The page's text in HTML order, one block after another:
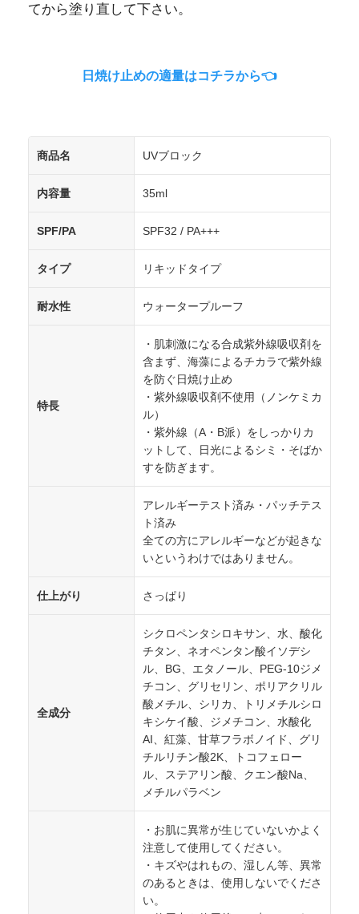
てから塗り直して下さい。
日焼け止めの適量はコチラから👈
商品名 UVブロック
内容量 35ml
SPF/PA SPF32 / PA+++
タイプ リキッドタイプ
耐水性 ウォータープルーフ
特長
・肌刺激になる合成紫外線吸収剤を
含まず、海藻によるチカラで紫外線
を防ぐ日焼け止め
・紫外線吸収剤不使用（ノンケミカ
ル）
・紫外線（A・B派）をしっかりカ
ットして、日光によるシミ・そばか
すを防ぎます。
アレルギーテスト済み・パッチテス
ト済み
全ての方にアレルギーなどが起きな
いというわけではありません。
仕上がり さっぱり
全成分
シクロペンタシロキサン、水、酸化
チタン、ネオペンタン酸イソデシ
ル、BG、エタノール、PEG-10ジメ
チコン、グリセリン、ポリアクリル
酸メチル、シリカ、トリメチルシロ
キシケイ酸、ジメチコン、水酸化
AI、紅藻、甘草フラボノイド、グリ
チルリチン酸2K、トコフェロー
ル、ステアリン酸、クエン酸Na、
メチルパラベン
・お肌に異常が生じていないかよく
注意して使用してください。
・キズやはれもの、湿しん等、異常
のあるときは、使用しないでくださ
い。